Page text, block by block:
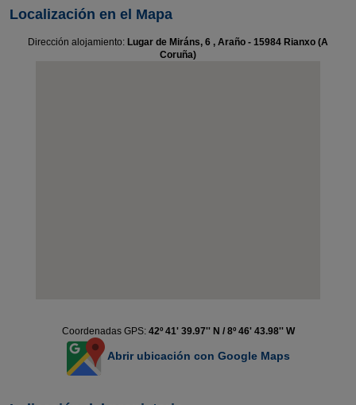
Localización en el Mapa
Dirección alojamiento: Lugar de Miráns, 6 , Araño - 15984 Rianxo (A
Coruña)
Coordenadas GPS: 42º 41' 39.97'' N / 8º 46' 43.98'' W
Abrir ubicación con Google Maps